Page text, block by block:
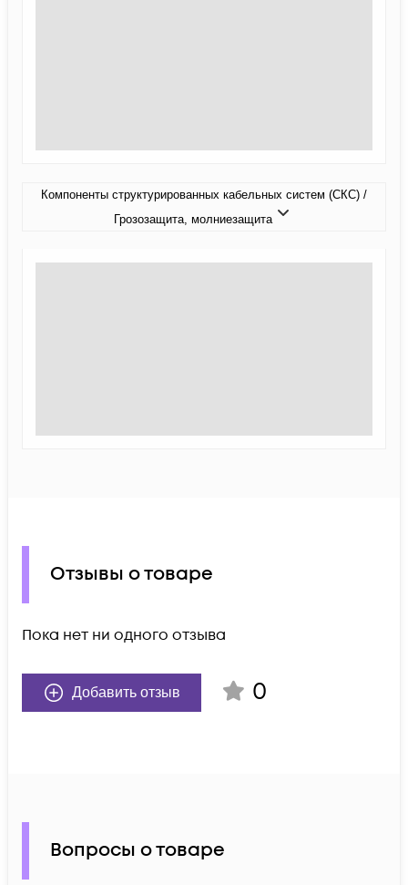
Компоненты структурированных кабельных систем (СКС) /
Грозозащита, молниезащита
Отзывы о товаре
Пока нет ни одного отзыва
Добавить отзыв 0
Вопросы о товаре